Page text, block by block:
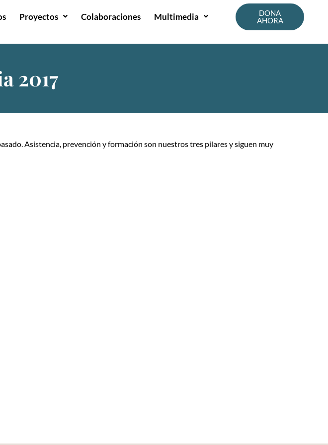
Proyectos Colaboraciones Multimedia
DONA
AHORA
2017
Asistencia, prevención y formación son nuestros tres pilares y siguen muy